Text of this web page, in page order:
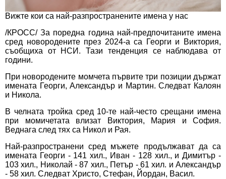
Вижте кои са най-разпространените имена у нас
/КРОСС/ За поредна година най-предпочитаните имена
сред новородените през 2024-а са Георги и Виктория,
съобщиха от НСИ. Тази тенденция се наблюдава от
години.
При новородените момчета първите три позиции държат
имената Георги, Александър и Мартин. Следват Калоян
и Никола.
В челната тройка сред 10-те най-често срещани имена
при момичетата влизат Виктория, Мария и София.
Веднага след тях са Никол и Рая.
Най-разпространени сред мъжете продължават да са
имената Георги - 141 хил., Иван - 128 хил., и Димитър -
103 хил., Николай - 87 хил., Петър - 61 хил. и Александър
- 58 хил. Следват Христо, Стефан, Йордан, Васил.